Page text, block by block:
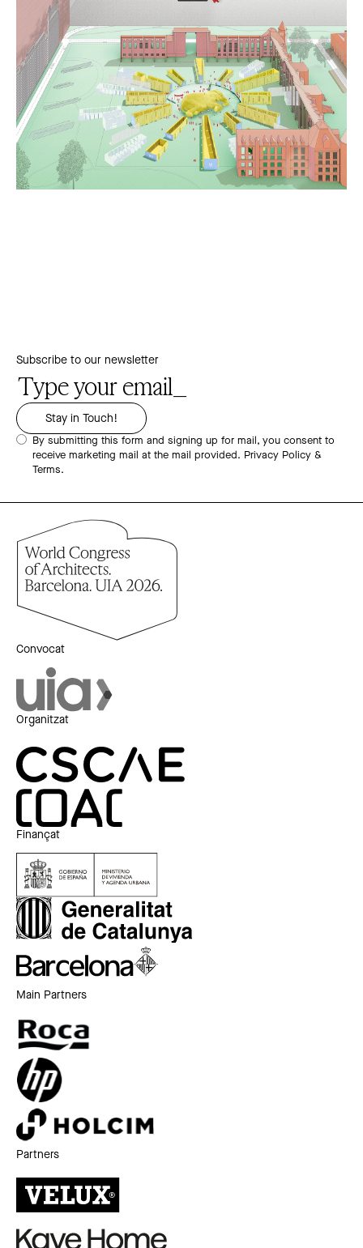
Subscribe to our newsletter
By submitting this form and signing up for mail, you consent to
receive marketing mail at the mail provided. Privacy Policy &
Terms.
Convocat
Organitzat
Finançat
Main Partners
Partners